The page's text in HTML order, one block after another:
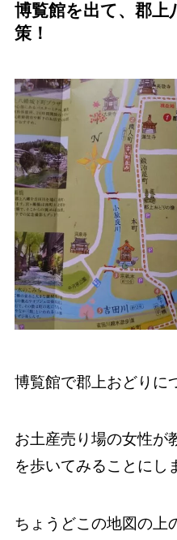
博覧館を出て、郡上
策！
博覧館で郡上おどりに
お土産売り場の女性が
を歩いてみることにし
ちょうどこの地図の上